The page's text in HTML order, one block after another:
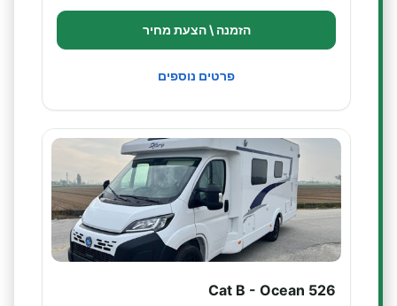
הזמנה \ הצעת מחיר
פרטים נוספים
Cat B - Ocean 526